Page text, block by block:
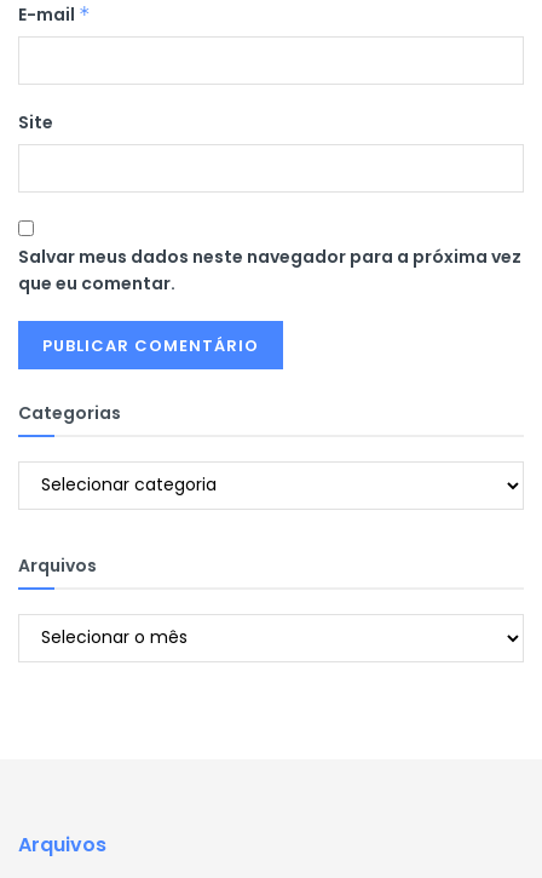
E-mail *
Site
Salvar meus dados neste navegador para a próxima vez
que eu comentar.
Categorias
Categorias
Arquivos
Arquivos
Arquivos